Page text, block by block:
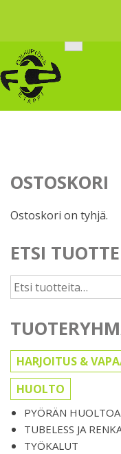
content
OSTOSKORI
Ostoskori on tyhjä.
ETSI
Etsi:
HARJOITUS &
HUOLTO
PYÖRÄN
TUBELESS JA
TYÖKALUT